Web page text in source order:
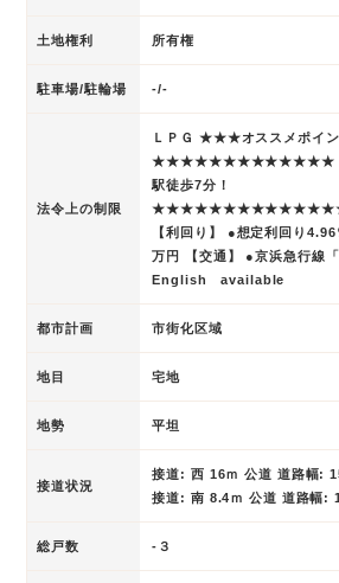
土地権利 所有権
駐車場/駐輪場 -/-
法令上の制限
ＬＰＧ ★★★オススメポイン
★★★★★★★★★★★★★ ●満
駅徒歩7分！
【利回り】 ●想定利回り
万円 【交通】 ●京浜急行線
English available
都市計画 市街化区域
地目 宅地
地勢 平坦
接道状況
接道: 西 16ｍ 公道 道路幅:
接道: 南 8.4ｍ 公道 道路幅:
総戸数 -３